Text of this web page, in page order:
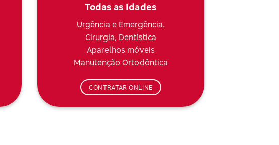
Todas as Idades
Urgência e Emergência.
Cirurgia, Dentística
Aparelhos móveis
Manutenção Ortodôntica
CONTRATAR ONLINE